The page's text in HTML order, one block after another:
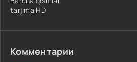
tarjima HD
Комментарии